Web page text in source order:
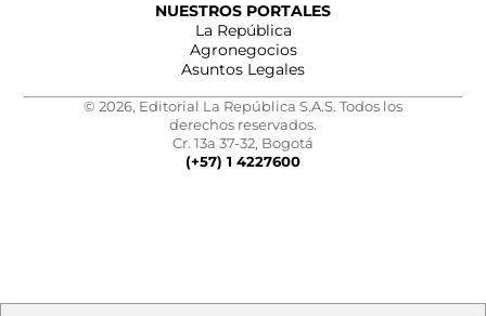
NUESTROS PORTALES
La República
Agronegocios
Asuntos Legales
© 2026, Editorial La República S.A.S. Todos los
derechos reservados.
Cr. 13a 37-32, Bogotá
(+57) 1 4227600